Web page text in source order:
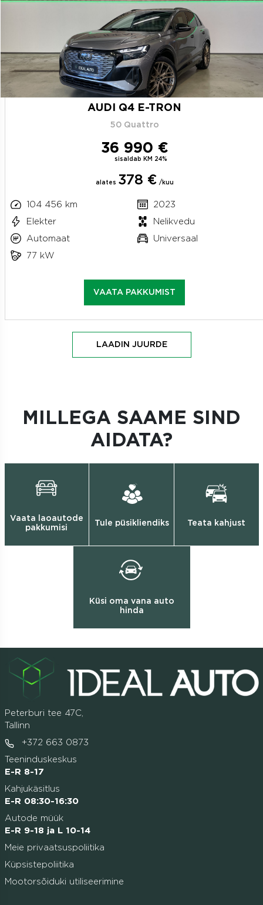
AUDI Q4 E-TRON
50 Quattro
36 990 €
sisaldab KM 24%
alates 378 € /kuu
104 456 km
2023
Elekter
Nelikvedu
Automaat
Universaal
77 kW
VAATA PAKKUMIST
LAADIN JUURDE
MILLEGA SAAME SIND
AIDATA?
Vaata laoautode
pakkumisi
Tule püsikliendiks Teata kahjust
Küsi oma vana auto
hinda
Peterburi tee 47C,
Tallinn
+372 663 0873
Teeninduskeskus
E-R 8-17
Kahjukäsitlus
E-R 08:30-16:30
Autode müük
E-R 9-18 ja L 10-14
Meie privaatsuspoliitika
Küpsistepoliitika
Mootorsõiduki utiliseerimine